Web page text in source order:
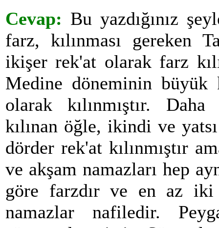
Cevap: Bu yazdığınız
farz, kılınması gereken
ikişer rek'at olarak farz
Medine döneminin büyük
olarak kılınmıştır.
kılınan öğle, ikindi ve
dörder rek'at kılınmıştır
ve akşam namazları hep
göre farzdır ve en az iki
namazlar nafiledir.